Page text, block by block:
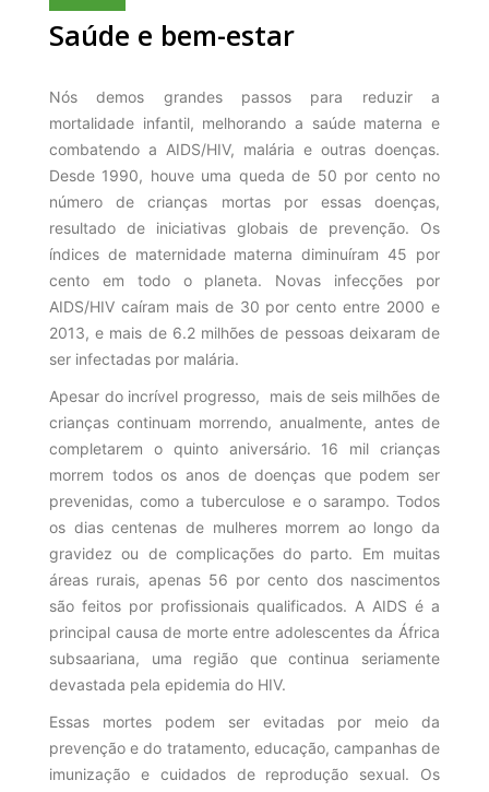
Saúde e bem-estar
Nós demos grandes passos para reduzir a
mortalidade infantil, melhorando a saúde materna e
combatendo a AIDS/HIV, malária e outras doenças.
Desde 1990, houve uma queda de 50 por cento no
número de crianças mortas por essas doenças,
resultado de iniciativas globais de prevenção. Os
índices de maternidade materna diminuíram 45 por
cento em todo o planeta. Novas infecções por
AIDS/HIV caíram mais de 30 por cento entre 2000 e
2013, e mais de 6.2 milhões de pessoas deixaram de
ser infectadas por malária.
Apesar do incrível progresso, mais de seis milhões de
crianças continuam morrendo, anualmente, antes de
completarem o quinto aniversário. 16 mil crianças
morrem todos os anos de doenças que podem ser
prevenidas, como a tuberculose e o sarampo. Todos
os dias centenas de mulheres morrem ao longo da
gravidez ou de complicações do parto. Em muitas
áreas rurais, apenas 56 por cento dos nascimentos
são feitos por profissionais qualificados. A AIDS é a
principal causa de morte entre adolescentes da África
subsaariana, uma região que continua seriamente
devastada pela epidemia do HIV.
Essas mortes podem ser evitadas por meio da
prevenção e do tratamento, educação, campanhas de
imunização e cuidados de reprodução sexual. Os